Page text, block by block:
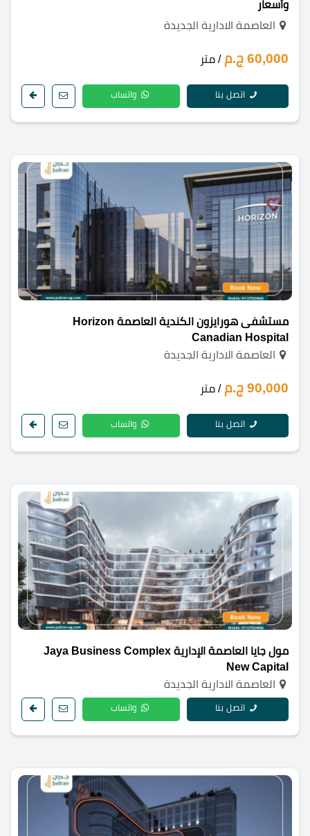
وأسعار
العاصمة الادارية الجديدة
60,000 ج.م / متر
اتصل بنا واتساب
مستشفى هورايزون الكندية العاصمة Horizon
Canadian Hospital
العاصمة الادارية الجديدة
90,000 ج.م / متر
اتصل بنا واتساب
مول جايا العاصمة الإدارية Jaya Business Complex
New Capital
العاصمة الادارية الجديدة
اتصل بنا واتساب